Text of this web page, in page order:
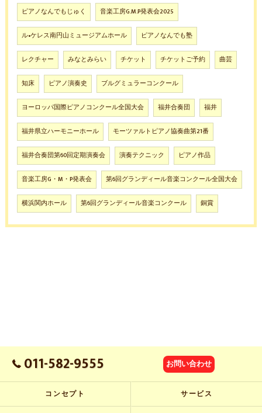
ピアノなんでもじゅく 音楽工房G.M.P発表会2025
ル•ケレス南円山ミュージアムホール ピアノなんでも塾
レクチャー みなとみらい チケット チケットご予約 曲芸
知床 ピアノ演奏史 ブルグミュラーコンクール
ヨーロッパ国際ピアノコンクール全国大会 福井合奏団 福井
福井県立ハーモニーホール モーツァルトピアノ協奏曲第21番
福井合奏団第60回定期演奏会 演奏テクニック ピアノ作品
音楽工房G・M・P発表会 第6回グランディール音楽コンクール全国大会
横浜関内ホール 第6回グランディール音楽コンクール 銅賞
011-582-9555 お問い合わせ
コンセプト サービス